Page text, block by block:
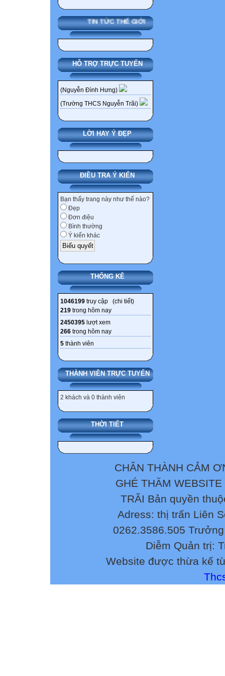
TIN TỨC THẾ GIỚI
HỖ TRỢ TRỰC TUYẾN
(Nguyễn Đình Hưng)
(Trường THCS Nguyễn Trãi)
LỜI HAY Ý ĐẸP
ĐIỀU TRA Ý KIẾN
Bạn thấy trang này như thế nào?
Đẹp
Đơn điệu
Bình thường
Ý kiến khác
THỐNG KÊ
1046199 truy cập (chi tiết)
219 trong hôm nay
2450395 lượt xem
266 trong hôm nay
5 thành viên
THÀNH VIÊN TRỰC TUYẾN
2 khách và 0 thành viên
THỜI TIẾT
đã nêu; những
- Khi áp dụng
công nghệ mới
phát hành -
lên mà bản
dụng trong
hay khác biệt
phần bổ sung
III. Về cách viết
Có nhiều dàn ý
CHÂN THÀNH CẢM
GHÉ THĂM
TRÃI Bản quyền
Adress: thị trấn Liên
0262.3586.505
Diễm Quản trị:
Website được thừa kế